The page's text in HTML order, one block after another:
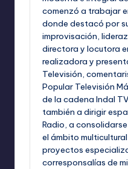
comenzó a trabajar
donde destacó por
improvisación,
directora y locutora
realizadora y
Televisión,
Popular Televisión
de la cadena Indal
también a dirigir
Radio, a
el ámbito
proyectos
corresponsalías de